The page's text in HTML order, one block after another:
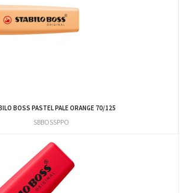
BOSS PASTEL PALE ORANGE 70/125
SBBOSSPPO